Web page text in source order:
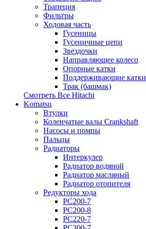
Трапеция
Фильтры
Ходовая часть
Гусеницы
Гусеничные цепи
Звездочки
Направляющее колесо
Опорные катки
Поддерживающие катки
Трак (башмак)
Смотреть Все Hitachi
Komatsu
Втулки
Коленчатые валы Crankshaft
Насосы и помпы
Пальцы
Радиаторы
Интеркулер
Радиатор водяной
Радиатор масляный
Радиатор отопителя
Редукторы хода
PC200-7
PC200-8
PC220-7